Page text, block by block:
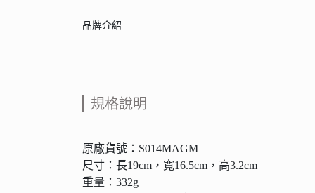
品牌介紹
規格說明
原廠貨號：S014MAGM
尺寸：長19cm，寬16.5cm，高3.2cm
重量：332g